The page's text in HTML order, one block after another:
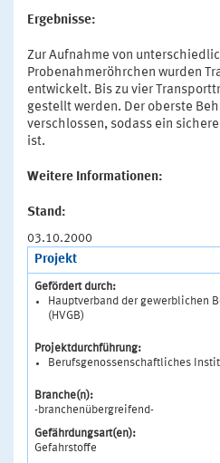
Ergebnisse:
Zur Aufnahme von
Probenahmeröhrchen wurden
entwickelt. Bis zu vier
gestellt werden. Der oberste
verschlossen, sodass ein
ist.
Weitere Informationen:
Stand:
03.10.2000
Projekt
Gefördert durch:
Hauptverband der gewerblichen
(HVGB)
Projektdurchführung:
Berufsgenossenschaftliches
Branche(n):
-branchenübergreifend-
Gefährdungsart(en):
Gefahrstoffe